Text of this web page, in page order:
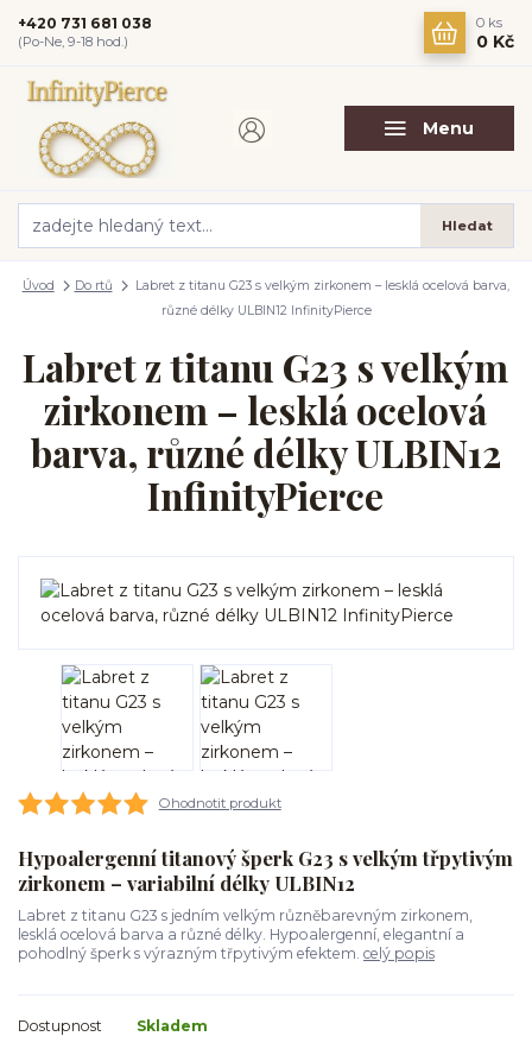
Menu
Hledat
+420 731 681 038
(Po-Ne, 9-18 hod.)
0 ks
0 Kč
Úvod Do rtů
Labret z titanu G23 s velkým zirkonem – lesklá ocelová barva,
různé délky ULBIN12 InfinityPierce
Labret z titanu G23 s velkým
zirkonem – lesklá ocelová
barva, různé délky ULBIN12
InfinityPierce
Ohodnotit produkt
Hypoalergenní titanový šperk G23 s velkým třpytivým
zirkonem – variabilní délky ULBIN12
Labret z titanu G23 s jedním velkým různěbarevným zirkonem,
lesklá ocelová barva a různé délky. Hypoalergenní, elegantní a
pohodlný šperk s výrazným třpytivým efektem. celý popis
Dostupnost
Skladem